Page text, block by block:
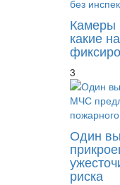
Камеры
какие
3
Один
риска